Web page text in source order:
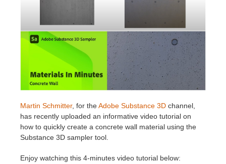
Editar perfil
TeamManager
Envío de trabajo de SketchUp
Envío de trabajo de Rhino
Maxwell
Martin Schmitter, for theAdobe Substance 3D channel,
has recently uploaded an informative video tutorial on
how to quickly create a concrete wall material using the
Substance 3D sampler tool.
Enjoy watching this 4-minutes video tutorial below: